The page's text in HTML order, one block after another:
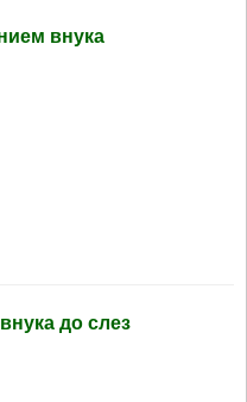
внука
до слез